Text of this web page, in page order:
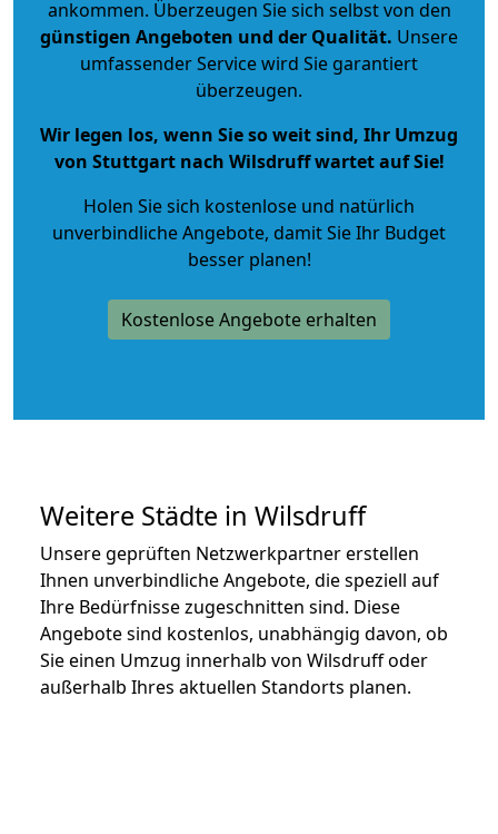
ankommen. Überzeugen Sie sich selbst von den
günstigen Angeboten und der Qualität. Unsere
umfassender Service wird Sie garantiert
überzeugen.
Wir legen los, wenn Sie so weit sind, Ihr Umzug
von Stuttgart nach Wilsdruff wartet auf Sie!
Holen Sie sich kostenlose und natürlich
unverbindliche Angebote, damit Sie Ihr Budget
besser planen!
Kostenlose Angebote erhalten
Weitere Städte in Wilsdruff
Unsere geprüften Netzwerkpartner erstellen
Ihnen unverbindliche Angebote, die speziell auf
Ihre Bedürfnisse zugeschnitten sind. Diese
Angebote sind kostenlos, unabhängig davon, ob
Sie einen Umzug innerhalb von Wilsdruff oder
außerhalb Ihres aktuellen Standorts planen.